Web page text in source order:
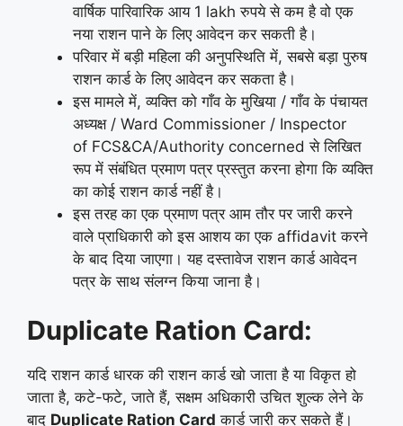
वार्षिक पारिवारिक आय 1 lakh रुपये से कम है वो एक
नया राशन पाने के लिए आवेदन कर सकती है।
परिवार में बड़ी महिला की अनुपस्थिति में, सबसे बड़ा पुरुष
राशन कार्ड के लिए आवेदन कर सकता है।
इस मामले में, व्यक्ति को गाँव के मुखिया / गाँव के पंचायत
अध्यक्ष / Ward Commissioner / Inspector
of FCS&CA/Authority concerned से लिखित
रूप में संबंधित प्रमाण पत्र प्रस्तुत करना होगा कि व्यक्ति
का कोई राशन कार्ड नहीं है।
इस तरह का एक प्रमाण पत्र आम तौर पर जारी करने
वाले प्राधिकारी को इस आशय का एक affidavit करने
के बाद दिया जाएगा। यह दस्तावेज राशन कार्ड आवेदन
पत्र के साथ संलग्न किया जाना है।
Duplicate Ration Card:
यदि राशन कार्ड धारक की राशन कार्ड खो जाता है या विकृत हो
जाता है, कटे-फटे, जाते हैं, सक्षम अधिकारी उचित शुल्क लेने के
बाद Duplicate Ration Card कार्ड जारी कर सकते हैं।